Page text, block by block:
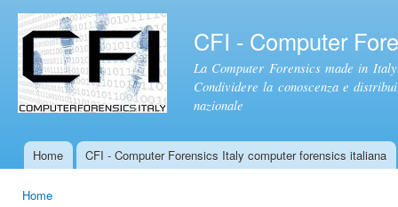
CFI - Computer
La Computer Forensics made in
Condividere la conoscenza e
nazionale
Menu principale
Home CFI - Computer Forensics Italy computer forensics italiana
Home